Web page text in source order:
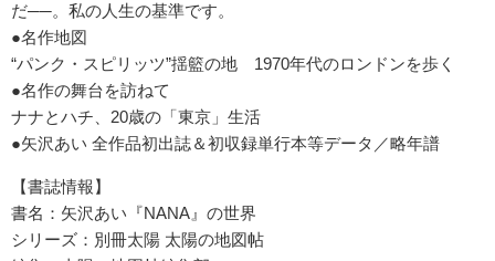
だ──。私の人生の基準です。
●名作地図
“パンク・スピリッツ”揺籃の地 1970年代のロンドンを歩く
●名作の舞台を訪ねて
ナナとハチ、20歳の「東京」生活
●矢沢あい 全作品初出誌＆初収録単行本等データ／略年譜
【書誌情報】
書名：矢沢あい『NANA』の世界
シリーズ：別冊太陽 太陽の地図帖